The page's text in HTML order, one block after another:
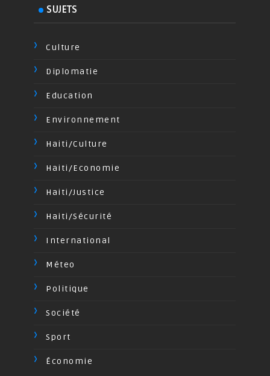
SUJETS
Culture
Diplomatie
Education
Environnement
Haiti/Culture
Haiti/Economie
Haiti/Justice
Haiti/Sécurité
International
Méteo
Politique
Société
Sport
Économie